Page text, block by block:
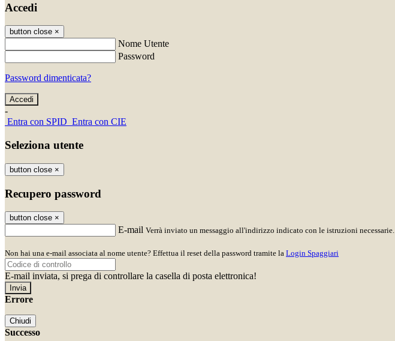
Accedi
button close ×
Nome Utente
Password
Password dimenticata?
-
Entra con SPID Entra con CIE
Seleziona utente
button close ×
Recupero password
button close ×
E-mail Verrà inviato un messaggio all'indirizzo indicato con le istruzioni necessarie.
Non hai una e-mail associata al nome utente? Effettua il reset della password tramite la Login Spaggiari
E-mail inviata, si prega di controllare la casella di posta elettronica!
Errore
Chiudi
Successo